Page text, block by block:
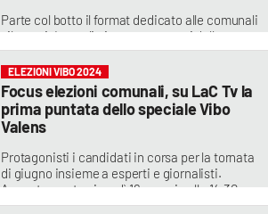
Parte col botto il format dedicato alle comunali
vibonesi. In studio i rappresentanti delle
quattro formazioni politiche in campo per
parlare dei ritardi dell'infrastruttura e delle sue
prospettive di rilancio
ELEZIONI VIBO 2024
Focus elezioni comunali, su LaC Tv la
prima puntata dello speciale Vibo
Valens
Protagonisti i candidati in corsa per la tornata
di giugno insieme a esperti e giornalisti.
Appuntamento giovedì 16 maggio alle 14.30 su
LaC Tv